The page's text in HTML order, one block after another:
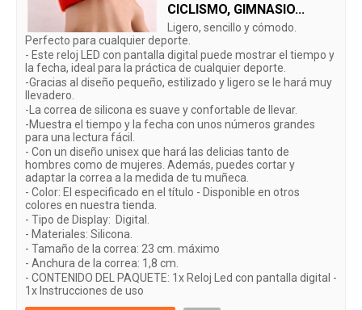
CICLISMO, GIMNASIO...
Ligero, sencillo y cómodo.
Perfecto para cualquier deporte.
- Este reloj LED con pantalla digital puede mostrar el tiempo y
la fecha, ideal para la práctica de cualquier deporte.
-Gracias al diseño pequeño, estilizado y ligero se le hará muy
llevadero.
-La correa de silicona es suave y confortable de llevar.
-Muestra el tiempo y la fecha con unos números grandes
para una lectura fácil.
- Con un diseño unisex que hará las delicias tanto de
hombres como de mujeres. Además, puedes cortar y
adaptar la correa a la medida de tu muñeca.
- Color: El especificado en el título - Disponible en otros
colores en nuestra tienda.
- Tipo de Display: Digital.
- Materiales: Silicona.
- Tamaño de la correa: 23 cm. máximo
- Anchura de la correa: 1,8 cm.
- CONTENIDO DEL PAQUETE: 1x Reloj Led con pantalla digital -
1x Instrucciones de uso